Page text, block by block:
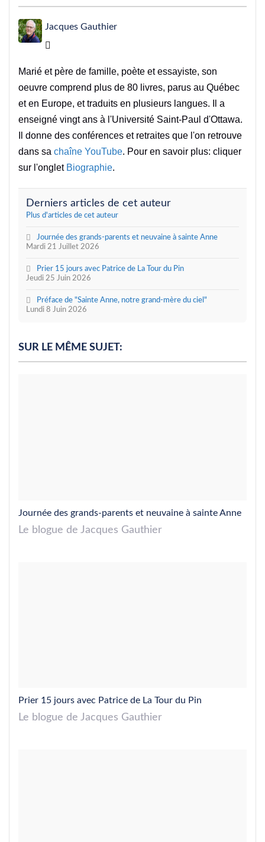
Jacques Gauthier
Marié et père de famille, poète et essayiste, son
oeuvre comprend plus de 80 livres, parus au Québec
et en Europe, et traduits en plusieurs langues. Il a
enseigné vingt ans à l'Université Saint-Paul d'Ottawa.
Il donne des conférences et retraites que l'on retrouve
dans sa chaîne YouTube. Pour en savoir plus: cliquer
sur l'onglet Biographie.
Derniers articles de cet auteur
Plus d'articles de cet auteur
Mardi 21 Juillet 2026
Journée des grands-parents et neuvaine à sainte Anne
Jeudi 25 Juin 2026
Prier 15 jours avec Patrice de La Tour du Pin
Lundi 8 Juin 2026
Préface de "Sainte Anne, notre grand-mère du ciel"
SUR LE MÊME SUJET:
Journée des grands-parents et neuvaine à sainte Anne
Le blogue de Jacques Gauthier
Prier 15 jours avec Patrice de La Tour du Pin
Le blogue de Jacques Gauthier